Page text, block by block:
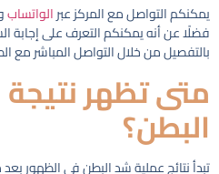
يمكنكم التواصل مع المركز عبرالواتساب
فضلًا عن أنه يمكنكم التعرف على
بالتفصيل من خلال التواصل المباشر مع
متى تظهر
البطن؟